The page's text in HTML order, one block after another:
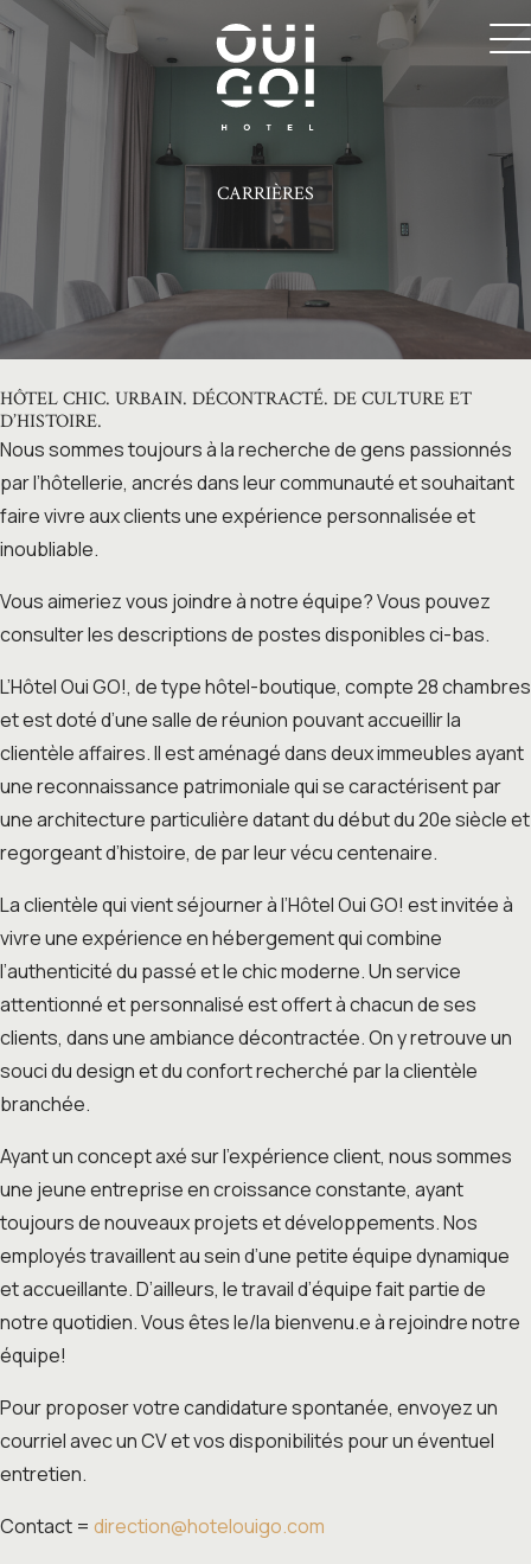
CARRIÈRES
HÔTEL CHIC. URBAIN. DÉCONTRACTÉ. DE CULTURE ET
D’HISTOIRE.
Nous sommes toujours à la recherche de gens passionnés
par l’hôtellerie, ancrés dans leur communauté et souhaitant
faire vivre aux clients une expérience personnalisée et
inoubliable.
Vous aimeriez vous joindre à notre équipe? Vous pouvez
consulter les descriptions de postes disponibles ci-bas.
L’Hôtel Oui GO!, de type hôtel-boutique, compte 28 chambres
et est doté d’une salle de réunion pouvant accueillir la
clientèle affaires. Il est aménagé dans deux immeubles ayant
une reconnaissance patrimoniale qui se caractérisent par
une architecture particulière datant du début du 20e siècle et
regorgeant d’histoire, de par leur vécu centenaire.
La clientèle qui vient séjourner à l’Hôtel Oui GO! est invitée à
vivre une expérience en hébergement qui combine
l’authenticité du passé et le chic moderne. Un service
attentionné et personnalisé est offert à chacun de ses
clients, dans une ambiance décontractée. On y retrouve un
souci du design et du confort recherché par la clientèle
branchée.
Ayant un concept axé sur l’expérience client, nous sommes
une jeune entreprise en croissance constante, ayant
toujours de nouveaux projets et développements. Nos
employés travaillent au sein d’une petite équipe dynamique
et accueillante. D’ailleurs, le travail d’équipe fait partie de
notre quotidien. Vous êtes le/la bienvenu.e à rejoindre notre
équipe!
Pour proposer votre candidature spontanée, envoyez un
courriel avec un CV et vos disponibilités pour un éventuel
entretien.
Contact = direction@hotelouigo.com